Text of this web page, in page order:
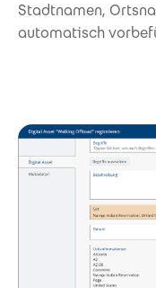
Stadtnamen,
automatisch